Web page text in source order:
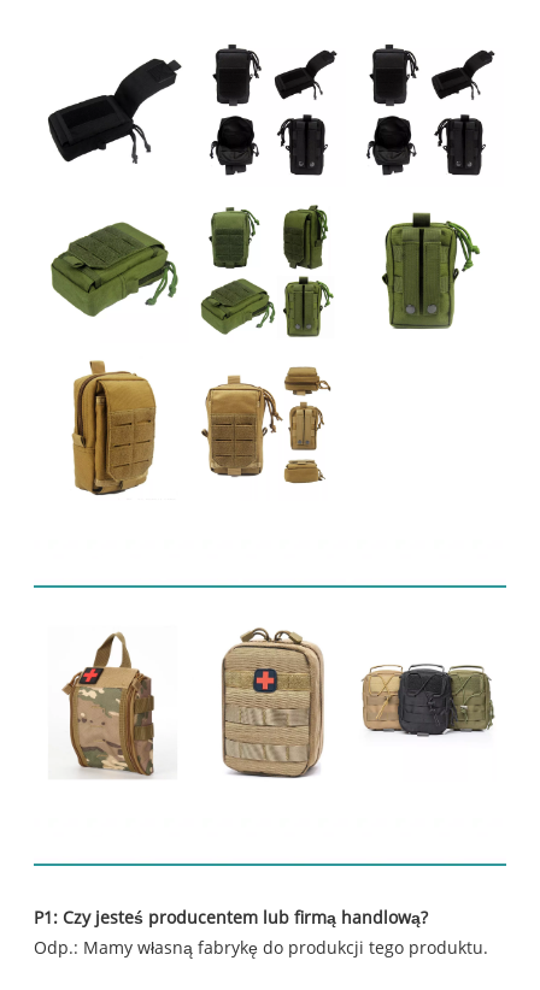
P1: Czy jesteś producentem lub firmą handlową?
Odp.: Mamy własną fabrykę do produkcji tego produktu.